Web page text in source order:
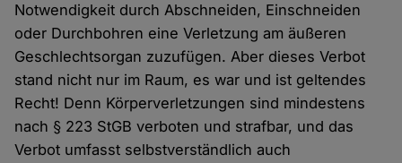
Notwendigkeit durch Abschneiden, Einschneiden
oder Durchbohren eine Verletzung am äußeren
Geschlechtsorgan zuzufügen. Aber dieses Verbot
stand nicht nur im Raum, es war und ist geltendes
Recht! Denn Körperverletzungen sind mindestens
nach § 223 StGB verboten und strafbar, und das
Verbot umfasst selbstverständlich auch